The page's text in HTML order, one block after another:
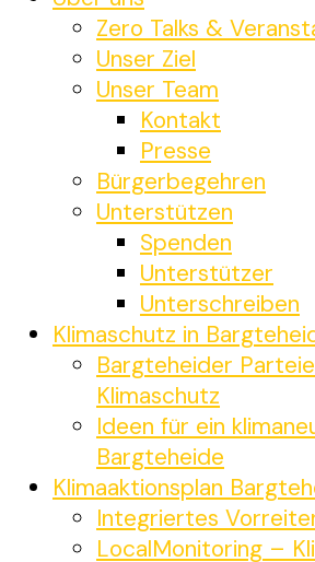
Zero Talks &
Unser Ziel
Unser Team
Kontakt
Presse
Bürgerbegehren
Unterstützen
Spenden
Unterstützer
Unterschreiben
Klimaschutz in
Bargteheider
Klimaschutz
Ideen für ein
Bargteheide
Klimaaktionsplan
Integriertes
LocalMonitoring –